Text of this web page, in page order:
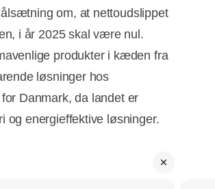
om, at nettoudslippet
i år 2025 skal være nul.
produkter i kæden fra
løsninger hos
Danmark, da landet er
og energieffektive løsninger.